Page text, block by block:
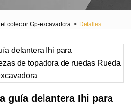
colector Gp-excavadora > Detalles
guía delantera Ihi para